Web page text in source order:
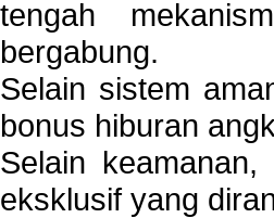
tengah
bergabung.
Selain sistem
bonus hiburan
Selain keamanan,
eksklusif yang